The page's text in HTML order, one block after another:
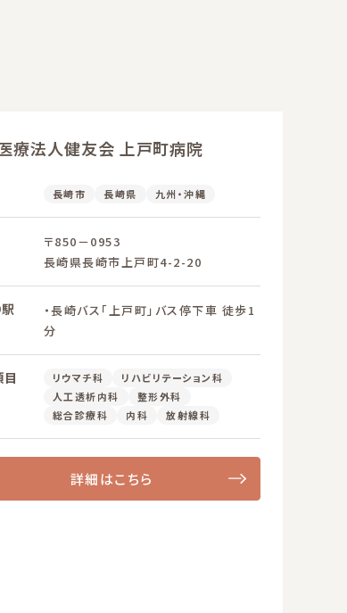
療法人健友会 上戸町病院
長崎市 長崎県 九州・沖縄
〒850－0953
長崎県長崎市上戸町4-2-20
・長崎バス「上戸町」バス停下車 徒歩1
分
リウマチ科
リハビリテーション科
人工透析内科
整形外科
総合診療科
内科 放射線科
詳細はこちら